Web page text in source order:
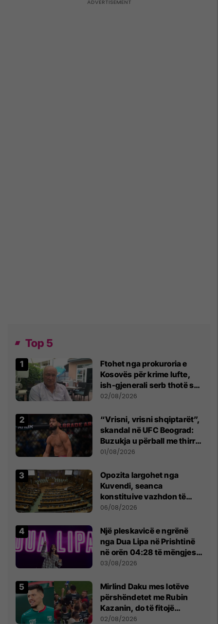
Top 5
Ftohet nga prokuroria e
Kosovës për krime lufte,
ish-gjenerali serb thotë se
dikush e tradhtoi në
02/08/2026
“Vrisni, vrisni shqiptarët”,
skandal në UFC Beograd:
Buzukja u përball me thirrje
anti-shqiptare nga
01/08/2026
Opozita largohet nga
Kuvendi, seanca
konstituive vazhdon të
shtunën në orën 11:00
06/08/2026
Një pleskavicë e ngrënë
nga Dua Lipa në Prishtinë
në orën 04:28 të mëngjesit
- dhe bota digjitale serbe
03/08/2026
Mirlind Daku mes lotëve
përshëndetet me Rubin
Kazanin, do të fitojë
miliona te Spartak Moska
02/08/2026